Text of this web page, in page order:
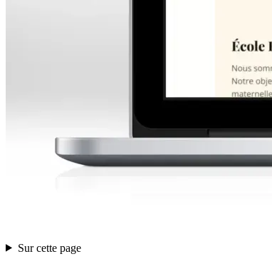
Sur cette page